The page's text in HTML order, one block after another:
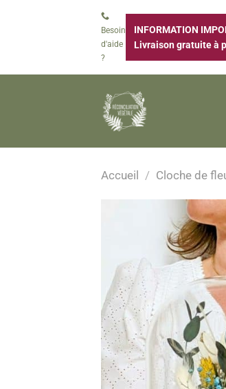
Besoin
d'aide
?
INFORMATION
Livraison gratuite à
Accueil / Cloche de